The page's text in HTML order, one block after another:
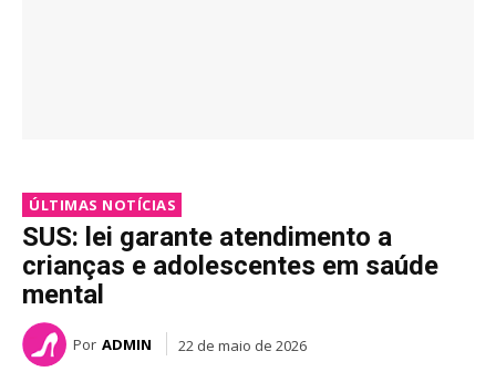
ÚLTIMAS NOTÍCIAS
SUS: lei garante atendimento a
crianças e adolescentes em saúde
mental
Por ADMIN 22 de maio de 2026